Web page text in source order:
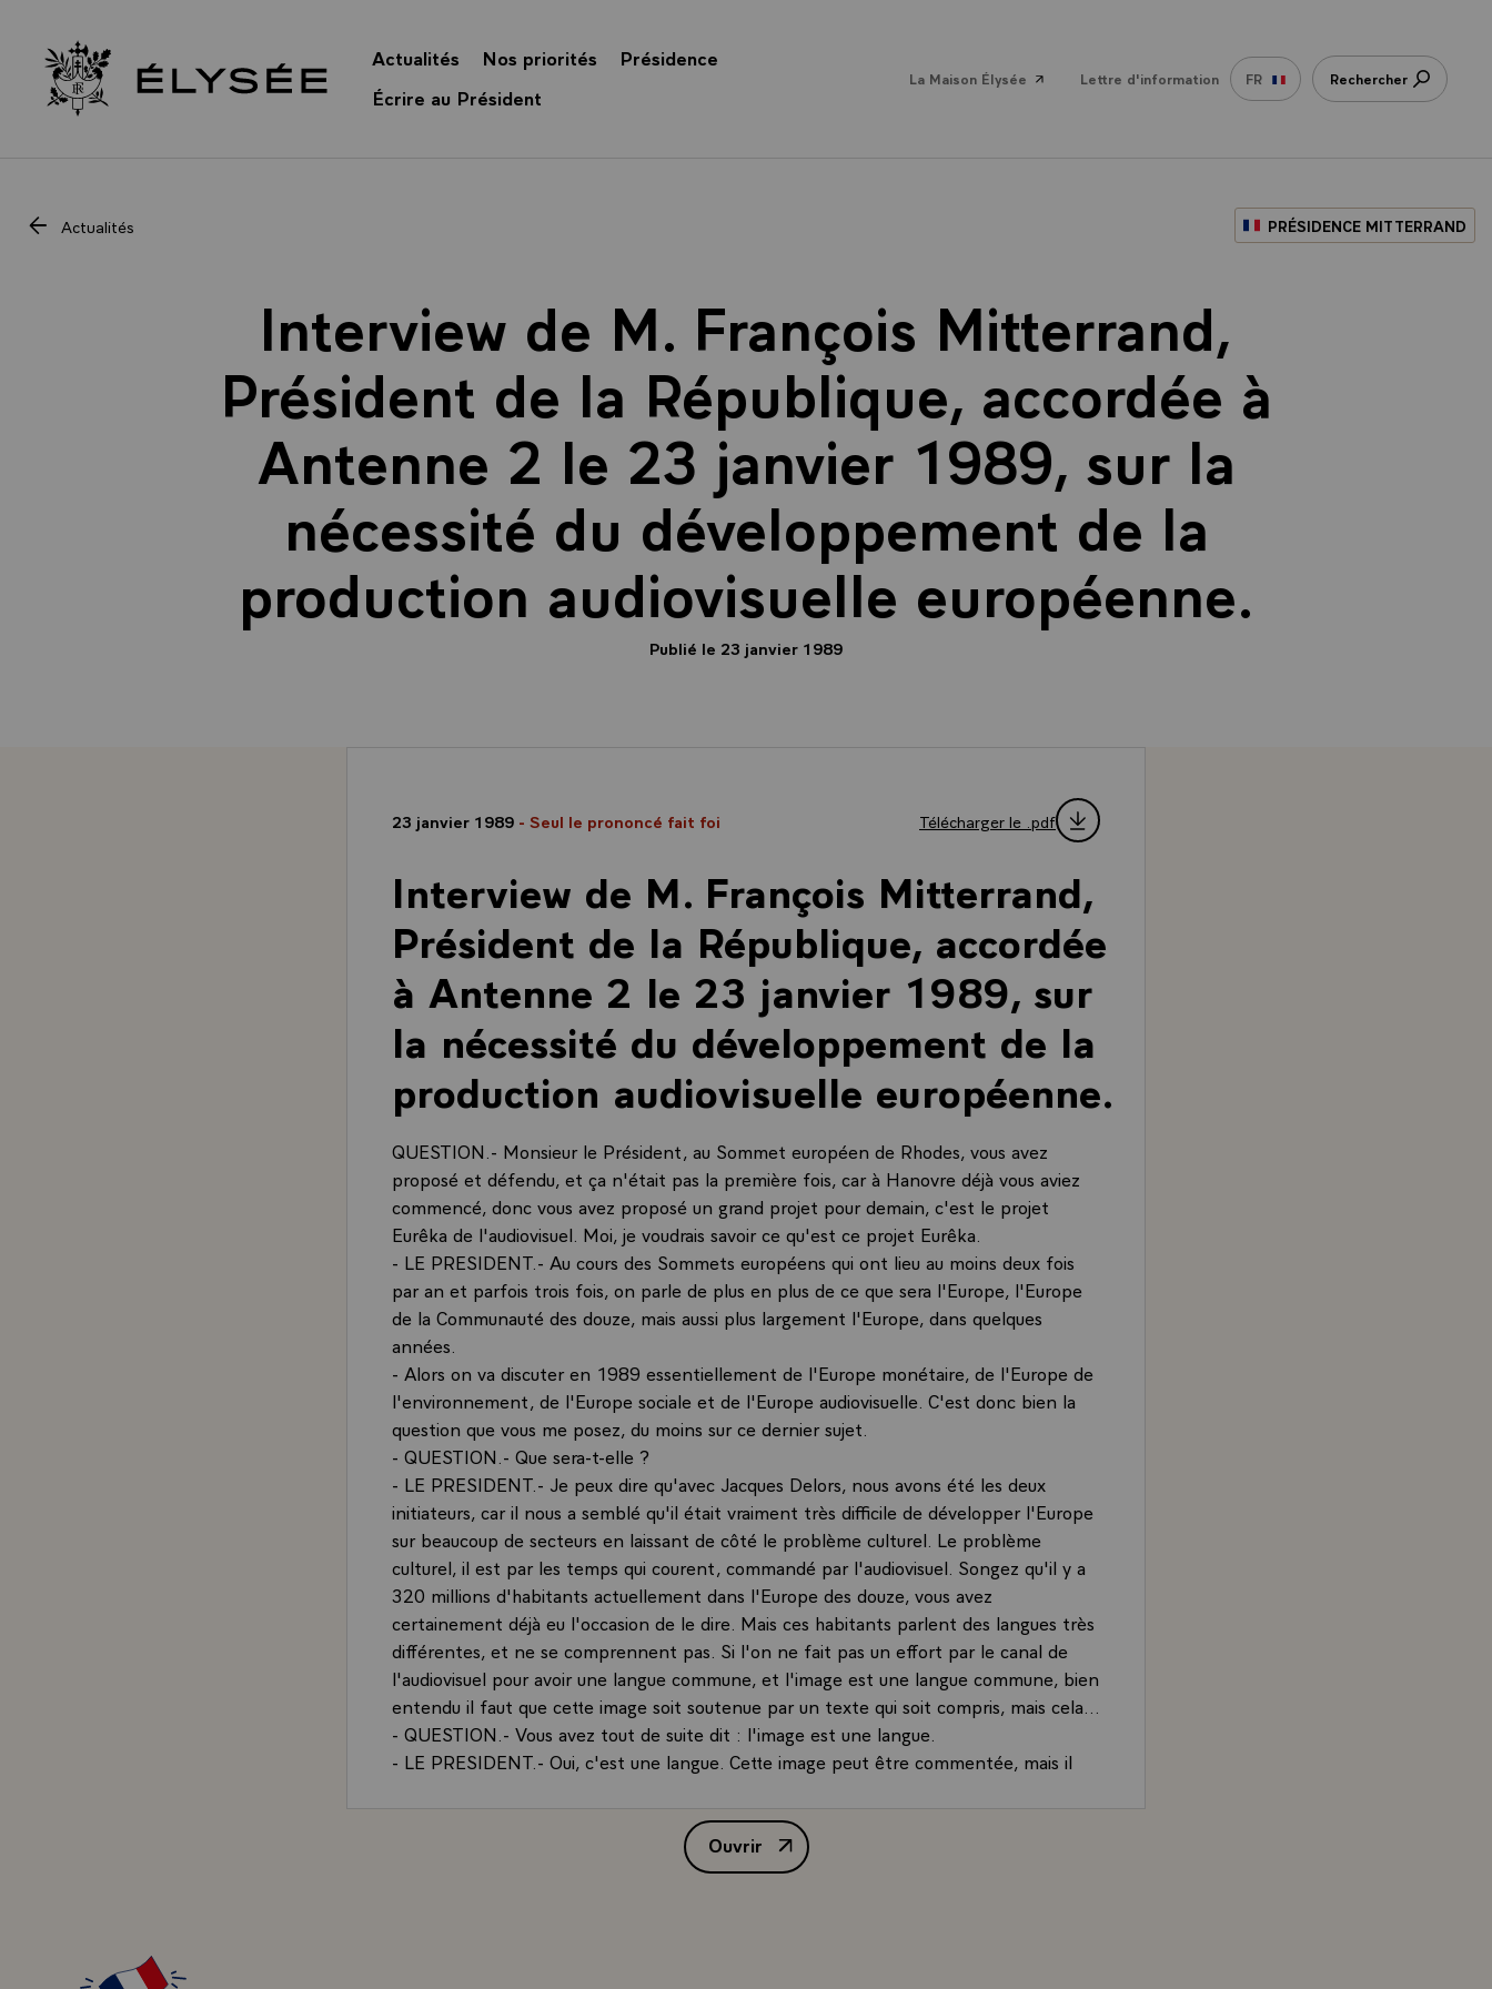
Retour à l’accueil Élysée
Actualités Nos priorités
Présidence
Écrire au Président
La Maison Élysée Lettre d'information FR Rechercher
Actualités PRÉSIDENCE MITTERRAND
Interview de M. François Mitterrand,
Président de la République, accordée à
Antenne 2 le 23 janvier 1989, sur la
nécessité du développement de la
production audiovisuelle européenne.
Publié le 23 janvier 1989
23 janvier 1989 - Seul le prononcé fait foi Télécharger le .pdf
Interview de M. François Mitterrand,
Président de la République, accordée
à Antenne 2 le 23 janvier 1989, sur
la nécessité du développement de la
production audiovisuelle européenne.
QUESTION.- Monsieur le Président, au Sommet européen de Rhodes, vous avez
proposé et défendu, et ça n'était pas la première fois, car à Hanovre déjà vous aviez
commencé, donc vous avez proposé un grand projet pour demain, c'est le projet
Eurêka de l'audiovisuel. Moi, je voudrais savoir ce qu'est ce projet Eurêka.
- LE PRESIDENT.- Au cours des Sommets européens qui ont lieu au moins deux fois
par an et parfois trois fois, on parle de plus en plus de ce que sera l'Europe, l'Europe
de la Communauté des douze, mais aussi plus largement l'Europe, dans quelques
années.
- Alors on va discuter en 1989 essentiellement de l'Europe monétaire, de l'Europe de
l'environnement, de l'Europe sociale et de l'Europe audiovisuelle. C'est donc bien la
question que vous me posez, du moins sur ce dernier sujet.
- QUESTION.- Que sera-t-elle ?
- LE PRESIDENT.- Je peux dire qu'avec Jacques Delors, nous avons été les deux
initiateurs, car il nous a semblé qu'il était vraiment très difficile de développer l'Europe
sur beaucoup de secteurs en laissant de côté le problème culturel. Le problème
culturel, il est par les temps qui courent, commandé par l'audiovisuel. Songez qu'il y a
320 millions d'habitants actuellement dans l'Europe des douze, vous avez
certainement déjà eu l'occasion de le dire. Mais ces habitants parlent des langues très
différentes, et ne se comprennent pas. Si l'on ne fait pas un effort par le canal de
l'audiovisuel pour avoir une langue commune, et l'image est une langue commune, bien
entendu il faut que cette image soit soutenue par un texte qui soit compris, mais cela...
- QUESTION.- Vous avez tout de suite dit : l'image est une langue.
- LE PRESIDENT.- Oui, c'est une langue. Cette image peut être commentée, mais il
des gens du Nord, du Sud, de l'Est ou de l'Ouest de l'Europe. Alors, l'Europe de
l'audiovisuel commande une évolution culturelle commune qui permettra aux hommes
et aux femmes de l'Europe de se sentir Européens, de se sentir plus proches les uns
Ouvrir
Interview de M. François Mitterrand, Président de la République, accordée à Antenne